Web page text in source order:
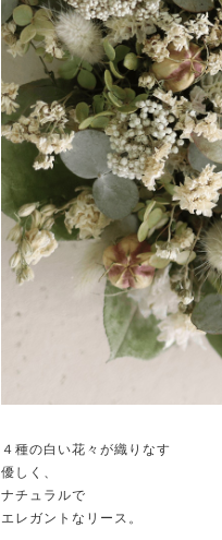
４種の白い花々が織りなす
優しく、
ナチュラルで
エレガントなリース。